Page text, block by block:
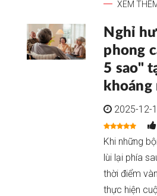
XEM
Nghỉ
phong
5 sao"
2025-12-
Khi những
lùi lại phía
thời điểm
thực hiện